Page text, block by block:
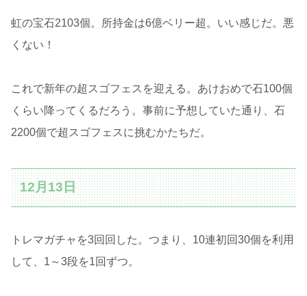
虹の宝石2103個。所持金は6億ベリー超。いい感じだ。悪
くない！
これで新年の超スゴフェスを迎える。あけおめで石100個
くらい降ってくるだろう。事前に予想していた通り、石
2200個で超スゴフェスに挑むかたちだ。
12月13日
トレマガチャを3回回した。つまり、10連初回30個を利用
して、1～3段を1回ずつ。